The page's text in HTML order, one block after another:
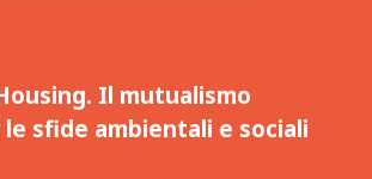
Il mutualismo
sfide ambientali e sociali